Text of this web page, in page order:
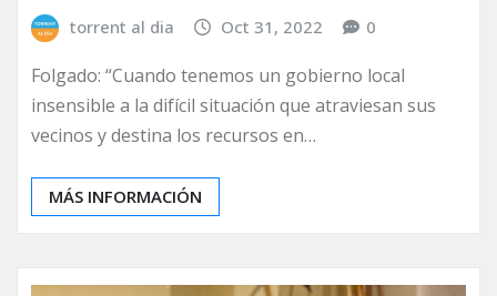
torrent al dia Oct 31, 2022 0
Folgado: “Cuando tenemos un gobierno local
insensible a la difícil situación que atraviesan sus
vecinos y destina los recursos en…
MÁS INFORMACIÓN